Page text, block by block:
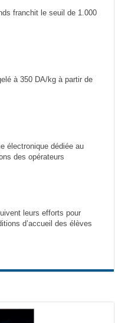
franchit le seuil de 1.000
à 350 DA/kg à partir de
électronique dédiée au
des opérateurs
leurs efforts pour
d’accueil des élèves